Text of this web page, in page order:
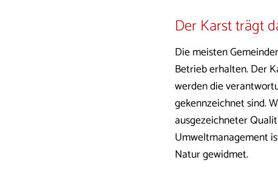
Der Karst trägt
Die meisten
Betrieb erhalten. Der
werden die
gekennzeichnet sind.
ausgezeichneter
Umweltmanagement
Natur gewidmet.